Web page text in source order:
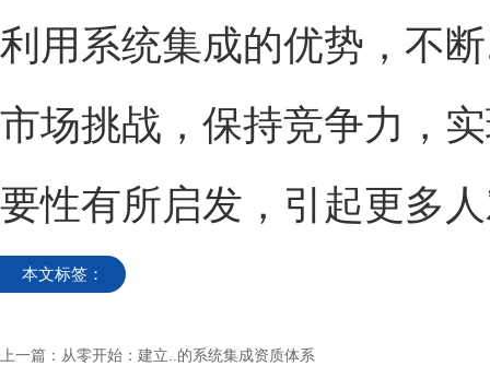
利用系统集成的优势，不
市场挑战，保持竞争力，
要性有所启发，引起更多
本文标签：
上一篇： 从零开始：建立..的系统集成资质体系